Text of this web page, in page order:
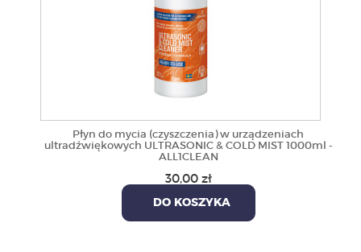
Płyn do mycia (czyszczenia) w urządzeniach
ultradźwiękowych ULTRASONIC & COLD MIST 1000ml -
ALL1CLEAN
30,00 zł
DO KOSZYKA